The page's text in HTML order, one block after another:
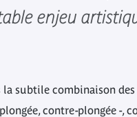
enjeu
subtile combinaison
contre-plongée -,